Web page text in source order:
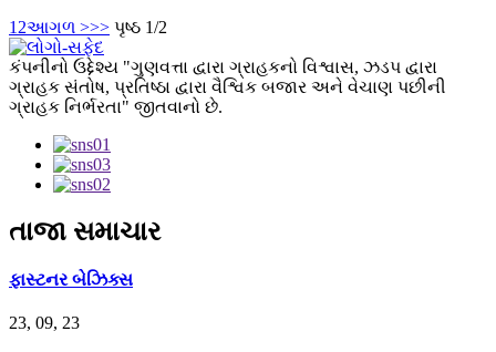
1 2આગળ >>> પૃષ્ઠ 1/2
કંપનીનો ઉદ્દેશ્ય "ગુણવત્તા દ્વારા ગ્રાહકનો વિશ્વાસ, ઝડપ દ્વારા
ગ્રાહક સંતોષ, પ્રતિષ્ઠા દ્વારા વૈશ્વિક બજાર અને વેચાણ પછીની
ગ્રાહક નિર્ભરતા" જીતવાનો છે.
તાજા સમાચાર
ફાસ્ટનર બેઝિક્સ
23, 09, 23